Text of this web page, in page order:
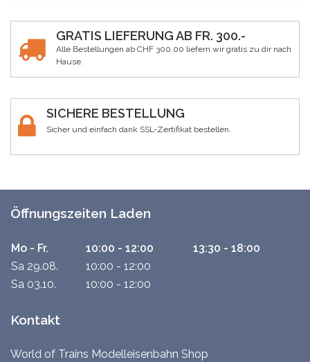
GRATIS LIEFERUNG AB FR. 300.-
Alle Bestellungen ab CHF 300.00 liefern wir gratis zu dir nach
Hause.
SICHERE BESTELLUNG
Sicher und einfach dank SSL-Zertifikat bestellen.
Öffnungszeiten Laden
Mo - Fr. 10:00 - 12:00
13:30 - 18:00
Sa 29.08.
10:00 - 12:00
Sa 03.10.
10:00 - 12:00
Kontakt
World of Trains Modelleisenbahn Shop